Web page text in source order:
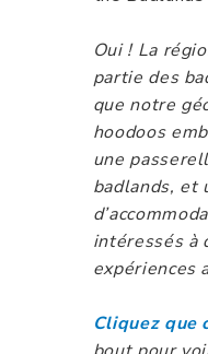
Oui ! La
partie des
que notre
hoodoos
une
badlands, et
intéressés à
expériences
Cliquez que